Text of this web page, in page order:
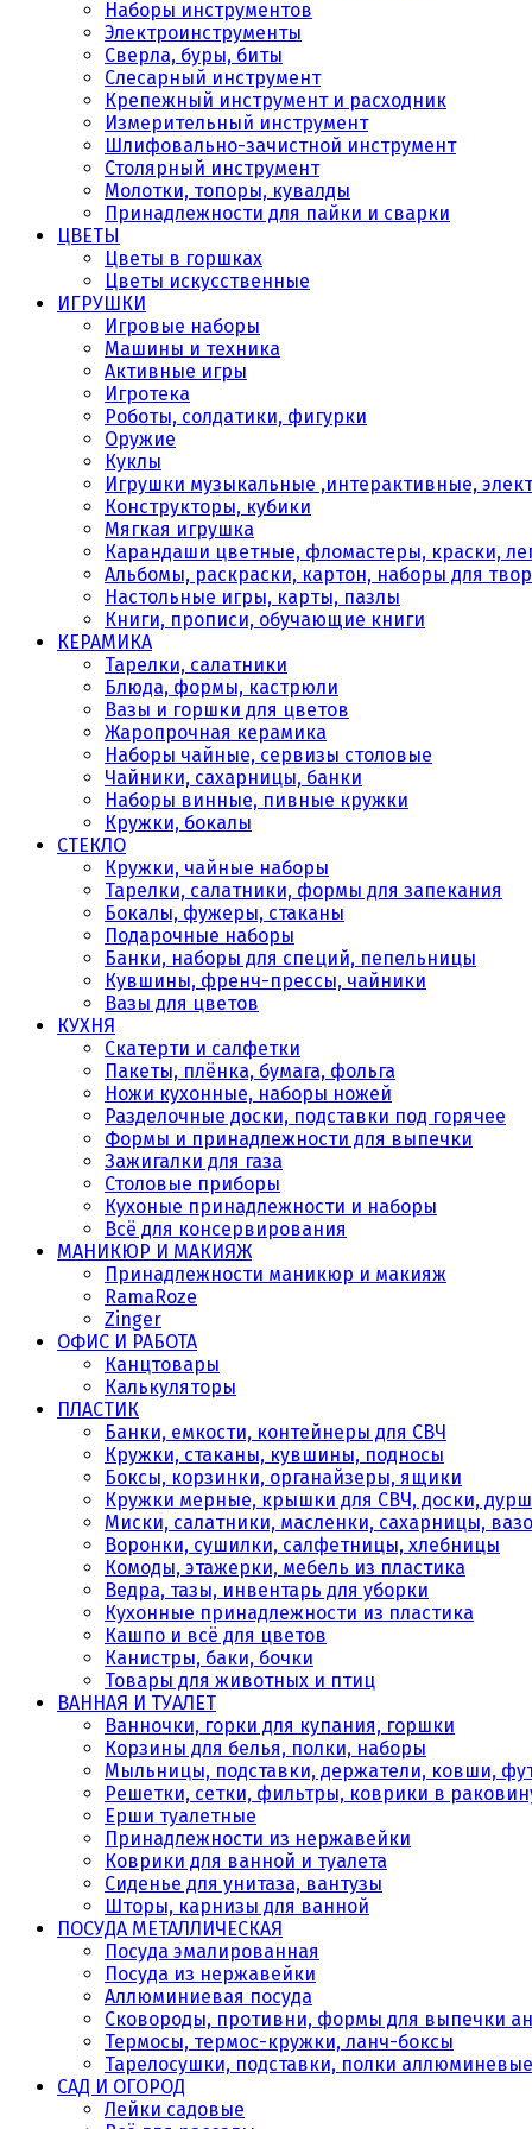
Наборы инструментов
Электроинструменты
Сверла, буры, биты
Слесарный инструмент
Крепежный инструмент и расходник
Измерительный инструмент
Шлифовально-зачистной инструмент
Столярный инструмент
Молотки, топоры, кувалды
Принадлежности для пайки и сварки
ЦВЕТЫ
Цветы в горшках
Цветы искусственные
ИГРУШКИ
Игровые наборы
Машины и техника
Активные игры
Игротека
Роботы, солдатики, фигурки
Оружие
Куклы
Игрушки музыкальные ,интерактивные,
Конструкторы, кубики
Мягкая игрушка
Карандаши цветные, фломастеры, краски,
Альбомы, раскраски, картон, наборы для
Настольные игры, карты, пазлы
Книги, прописи, обучающие книги
КЕРАМИКА
Тарелки, салатники
Блюда, формы, кастрюли
Вазы и горшки для цветов
Жаропрочная керамика
Наборы чайные, сервизы столовые
Чайники, сахарницы, банки
Наборы винные, пивные кружки
Кружки, бокалы
СТЕКЛО
Кружки, чайные наборы
Тарелки, салатники, формы для запекания
Бокалы, фужеры, стаканы
Подарочные наборы
Банки, наборы для специй, пепельницы
Кувшины, френч-прессы, чайники
Вазы для цветов
КУХНЯ
Скатерти и салфетки
Пакеты, плёнка, бумага, фольга
Ножи кухонные, наборы ножей
Разделочные доски, подставки под горячее
Формы и принадлежности для выпечки
Зажигалки для газа
Столовые приборы
Кухоные принадлежности и наборы
Всё для консервирования
МАНИКЮР И МАКИЯЖ
Принадлежности маникюр и макияж
RamaRoze
Zinger
ОФИС И РАБОТА
Канцтовары
Калькуляторы
ПЛАСТИК
Банки, емкости, контейнеры для СВЧ
Кружки, стаканы, кувшины, подносы
Боксы, корзинки, органайзеры, ящики
Кружки мерные, крышки для СВЧ, доски,
Миски, салатники, масленки, сахарницы,
Воронки, сушилки, салфетницы, хлебницы
Комоды, этажерки, мебель из пластика
Ведра, тазы, инвентарь для уборки
Кухонные принадлежности из пластика
Кашпо и всё для цветов
Канистры, баки, бочки
Товары для животных и птиц
ВАННАЯ И ТУАЛЕТ
Ванночки, горки для купания, горшки
Корзины для белья, полки, наборы
Мыльницы, подставки, держатели, ковши,
Решетки, сетки, фильтры, коврики в
Ерши туалетные
Принадлежности из нержавейки
Коврики для ванной и туалета
Сиденье для унитаза, вантузы
Шторы, карнизы для ванной
ПОСУДА МЕТАЛЛИЧЕСКАЯ
Посуда эмалированная
Посуда из нержавейки
Аллюминиевая посуда
Сковороды, противни, формы для выпечки
Термосы, термос-кружки, ланч-боксы
Тарелосушки, подставки, полки аллюминевые
САД И ОГОРОД
Лейки садовые